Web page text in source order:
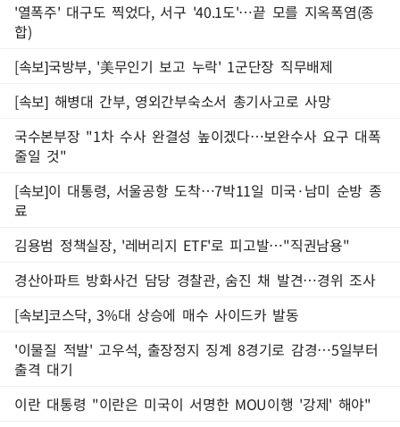
'열폭주' 대구도 찍었다, 서구 '40.1도'…끝 모를 지옥폭염(종
합)
[속보]국방부, '美무인기 보고 누락' 1군단장 직무배제
[속보] 해병대 간부, 영외간부숙소서 총기사고로 사망
국수본부장 "1차 수사 완결성 높이겠다…보완수사 요구 대폭
줄일 것"
[속보]이 대통령, 서울공항 도착…7박11일 미국·남미 순방 종
료
김용범 정책실장, '레버리지 ETF'로 피고발…"직권남용"
경산아파트 방화사건 담당 경찰관, 숨진 채 발견…경위 조사
[속보]코스닥, 3%대 상승에 매수 사이드카 발동
'이물질 적발' 고우석, 출장정지 징계 8경기로 감경…5일부터
출격 대기
이란 대통령 "이란은 미국이 서명한 MOU이행 '강제' 해야"